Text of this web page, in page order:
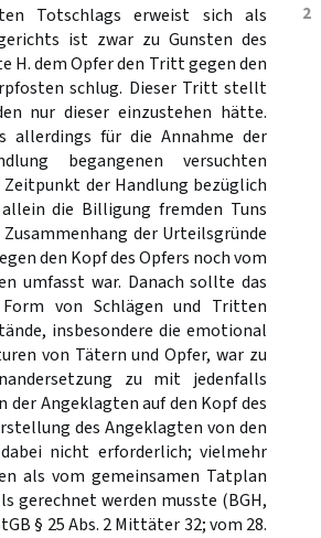
2
Totschlags erweist sich als
ist zwar zu Gunsten des
H. dem Opfer den Tritt gegen den
schlug. Dieser Tritt stellt
nur dieser einzustehen hätte.
allerdings für die Annahme der
begangenen versuchten
der Handlung bezüglich
die Billigung fremden Tuns
der Urteilsgründe
den Kopf des Opfers noch vom
umfasst war. Danach sollte das
von Schlägen und Tritten
insbesondere die emotional
von Tätern und Opfer, war zu
zu mit jedenfalls
Angeklagten auf den Kopf des
des Angeklagten von den
nicht erforderlich; vielmehr
als vom gemeinsamen Tatplan
gerechnet werden musste (BGH,
§ 25 Abs. 2 Mittäter 32; vom 28.